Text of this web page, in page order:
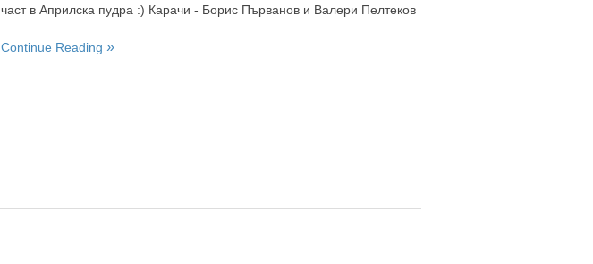
част в Априлска пудра :) Карачи - Борис Първанов и Валери Пелтеков
Continue Reading